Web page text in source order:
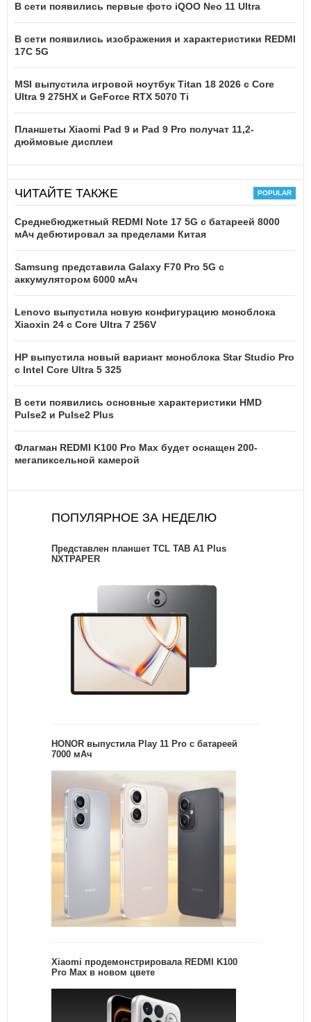
В сети появились первые фото iQOO Neo 11 Ultra
В сети появились изображения и характеристики REDMI
17C 5G
MSI выпустила игровой ноутбук Titan 18 2026 с Core
Ultra 9 275HX и GeForce RTX 5070 Ti
Планшеты Xiaomi Pad 9 и Pad 9 Pro получат 11,2-
дюймовые дисплеи
ЧИТАЙТЕ ТАКЖЕ
Среднебюджетный REDMI Note 17 5G с батареей 8000
мАч дебютировал за пределами Китая
Samsung представила Galaxy F70 Pro 5G с
аккумулятором 6000 мАч
Lenovo выпустила новую конфигурацию моноблока
Xiaoxin 24 с Core Ultra 7 256V
HP выпустила новый вариант моноблока Star Studio Pro
с Intel Core Ultra 5 325
В сети появились основные характеристики HMD
Pulse2 и Pulse2 Plus
Флагман REDMI K100 Pro Max будет оснащен 200-
мегапиксельной камерой
ПОПУЛЯРНОЕ ЗА НЕДЕЛЮ
Представлен планшет TCL TAB A1 Plus
NXTPAPER
HONOR выпустила Play 11 Pro с батареей
7000 мАч
Xiaomi продемонстрировала REDMI K100
Pro Max в новом цвете